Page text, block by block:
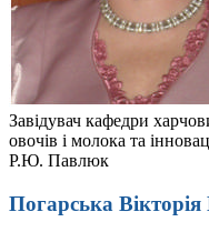
Завідувач кафедри
овочів і молока та
Р.Ю. Павлюк
Погарська